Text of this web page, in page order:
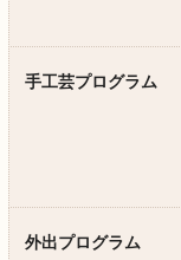
手工芸プログラム
外出プログラム